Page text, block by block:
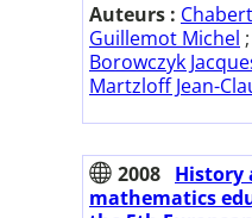
Auteurs :
Guillemot Michel ;
Borowczyk
Martzloff Jean-
2008 History
mathematics